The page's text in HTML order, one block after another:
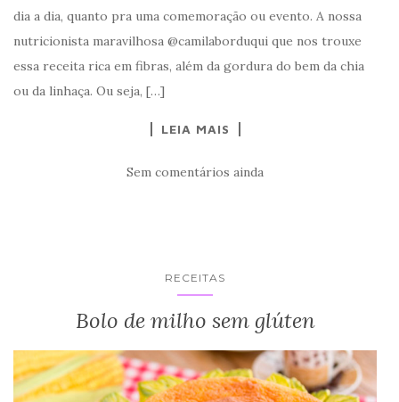
dia a dia, quanto pra uma comemoração ou evento. A nossa
nutricionista maravilhosa @camilaborduqui que nos trouxe
essa receita rica em fibras, além da gordura do bem da chia
ou da linhaça. Ou seja, […]
LEIA MAIS
Sem comentários ainda
RECEITAS
Bolo de milho sem glúten